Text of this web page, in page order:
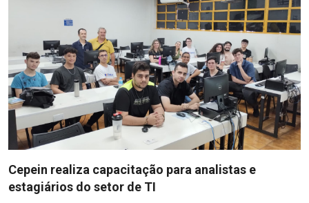
Cepein realiza capacitação para analistas e
estagiários do setor de TI